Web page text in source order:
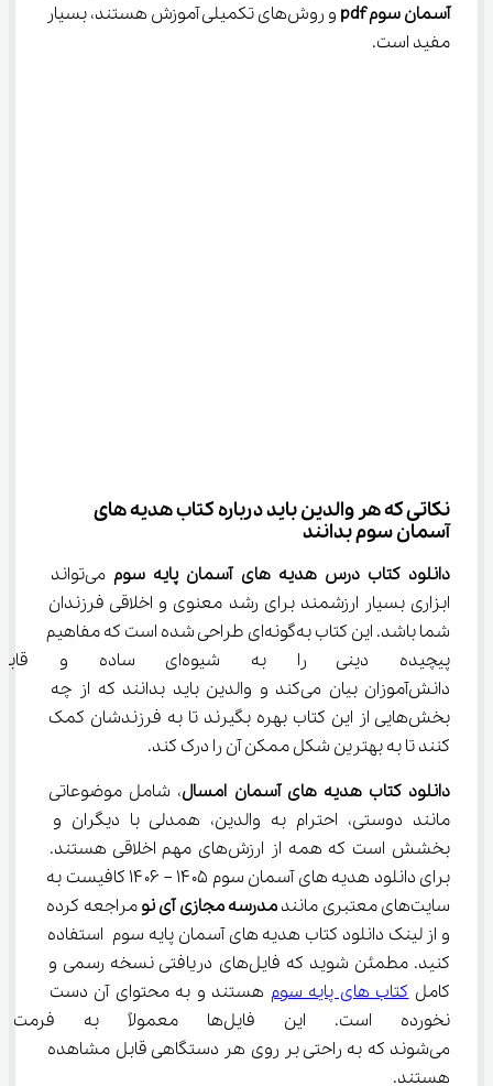
آسمان سوم pdf
و روش‌های تکمیلی آموزش هستند، بسیار
مفید است.
نکاتی که هر والدین باید درباره کتاب هدیه های
آسمان سوم بدانند
دانلود کتاب درس هدیه های آسمان پایه سوم
می‌تواند
ابزاری بسیار ارزشمند برای رشد معنوی و اخلاقی فرزندان
شما باشد. این کتاب به‌گونه‌ای طراحی شده است که مفاهیم
پیچیده دینی را به شیوه‌ای
دانش‌آموزان بیان می‌کند و والدین باید بدانند که از چه
بخش‌هایی از این کتاب بهره بگیرند تا به فرزندشان کمک
کنند تا به بهترین شکل ممکن آن را درک کند.
دانلود کتاب هدیه های آسمان امسال، شامل موضوعاتی
مانند دوستی، احترام به والدین، همدلی با دیگران و
بخشش است که همه از ارزش‌های مهم اخلاقی هستند.
برای دانلود هدیه های آسمان سوم ۱۴۰۵ – ۱۴۰۶ کافیست به
سایت‌های معتبری مانند
مدرسه مجازی آی نو مراجعه کرده
و از لینک دانلود کتاب هدیه های آسمان پایه سوم استفاده
کنید. مطمئن شوید که فایل‌های دریافتی نسخه رسمی و
کامل کتاب های پایه سوم هستند و به محتوای آن دست
نخورده است. این فایل‌ها
می‌شوند که به راحتی بر روی هر دستگاهی قابل مشاهده
هستند.